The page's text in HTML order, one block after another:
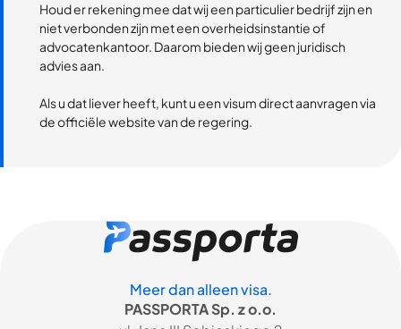
Houd er rekening mee dat wij een particulier bedrijf zijn en
niet verbonden zijn met een overheidsinstantie of
advocatenkantoor. Daarom bieden wij geen juridisch
advies aan.
Als u dat liever heeft, kunt u een visum direct aanvragen via
de officiële website van de regering.
Meer dan alleen visa.
PASSPORTA Sp. z o.o.